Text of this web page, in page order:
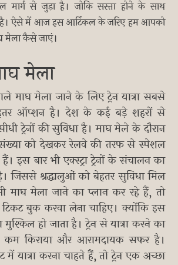
मार्ग से जुड़ा है। जोकि सस्ता होने के साथ
है। ऐसे में आज इस आर्टिकल के जरिए हम आपको
मेला कैसे जाएं।
मेला
माघ मेला जाने के लिए ट्रेन यात्रा सबसे
ऑप्शन है। देश के कई बड़े शहरों से
ट्रेनों की सुविधा है। माघ मेले के दौरान
संख्या को देखकर रेलवे की तरफ से स्पेशल
हैं। इस बार भी एक्स्ट्रा ट्रेनों के संचालन का
जिससे श्रद्धालुओं को बेहतर सुविधा मिल
मेला जाने का प्लान कर रहे हैं, तो
बुक करवा लेना चाहिए। क्योंकि इस
मुश्किल हो जाता है। ट्रेन से यात्रा करने का
कम किराया और आरामदायक सफर है।
करना चाहते हैं, तो ट्रेन एक अच्छा